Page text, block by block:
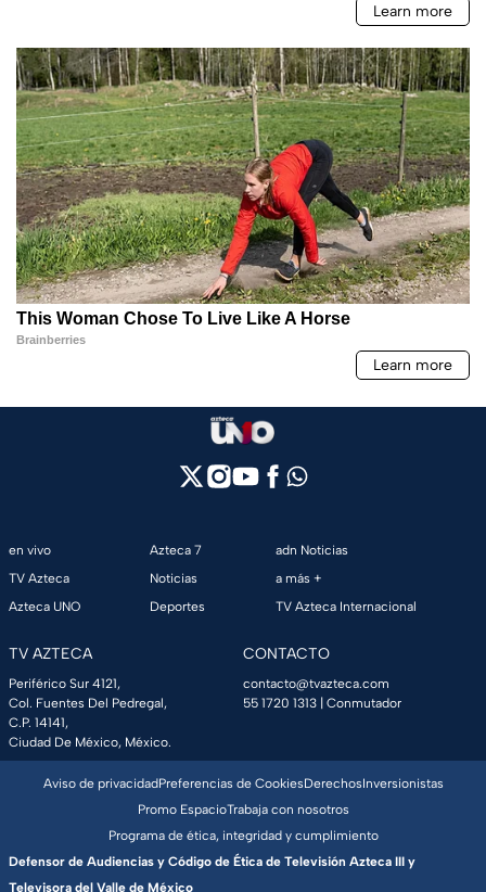
en vivo
TV Azteca
Azteca UNO
Azteca 7
Noticias
Deportes
adn Noticias
a más +
TV Azteca Internacional
TV AZTECA
Periférico Sur 4121,
Col. Fuentes Del Pedregal,
C.P. 14141,
Ciudad De México, México.
CONTACTO
contacto@tvazteca.com
55 1720 1313 | Conmutador
Aviso de privacidadPreferencias de CookiesDerechosInversionistas
Promo EspacioTrabaja con nosotros
Programa de ética, integridad y cumplimiento
Defensor de Audiencias y Código de Ética de Televisión Azteca III y
Televisora del Valle de México